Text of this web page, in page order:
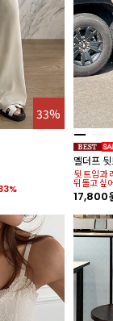
33%
멜더프
뒷 트임과
뒤돌고 싶
17,800